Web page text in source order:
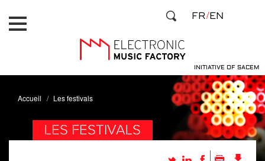
au
contenu
INITIATIVE OF SACEM
FR EN
Accueil Les festivals
LES FESTIVALS